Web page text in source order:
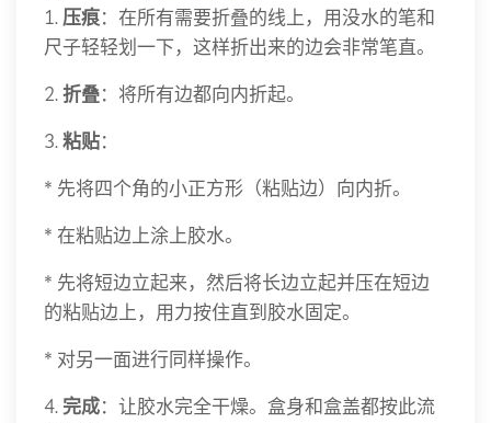
1. 压痕：在所有需要折叠的线上，用没水的笔和
尺子轻轻划一下，这样折出来的边会非常笔直。
2.折叠：将所有边都向内折起。
3.粘贴：
* 先将四个角的小正方形（粘贴边）向内折。
* 在粘贴边上涂上胶水。
* 先将短边立起来，然后将长边立起并压在短边
的粘贴边上，用力按住直到胶水固定。
* 对另一面进行同样操作。
4. 完成：让胶水完全干燥。盒身和盒盖都按此流